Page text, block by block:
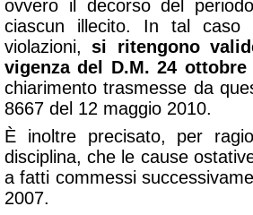
ovvero il decorso del
ciascun illecito. In tal caso
violazioni,si ritengono
vigenza del D.M. 24 ottobre
chiarimento trasmesse da
8667 del 12 maggio 2010.
È inoltre precisato, per
disciplina, che le cause
a fatti commessi
2007.